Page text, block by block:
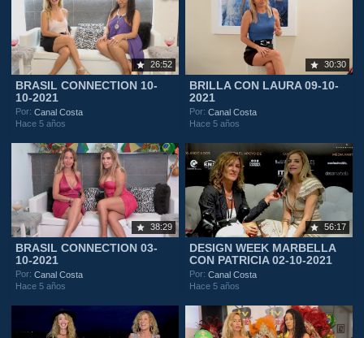
26:52
BRASIL CONNECTION 10-
10-2021
Por:Canal Costa
Hace 5 años
30:30
BRILLA CON LAURA 09-10-
2021
Por:Canal Costa
Hace 5 años
38:29
BRASIL CONNECTION 03-
10-2021
Por:Canal Costa
Hace 5 años
56:17
DESIGN WEEK MARBELLA
CON PATRICIA 02-10-2021
Por:Canal Costa
Hace 5 años